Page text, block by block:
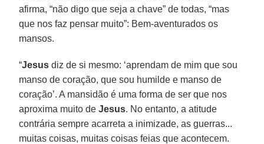
afirma, “não digo que seja a chave” de todas, “mas
que nos faz pensar muito”: Bem-aventurados os
mansos.
“Jesus diz de si mesmo: ‘aprendam de mim que sou
manso de coração, que sou humilde e manso de
coração’. A mansidão é uma forma de ser que nos
aproxima muito deJesus. No entanto, a atitude
contrária sempre acarreta a inimizade, as guerras...
muitas coisas, muitas coisas feias que acontecem.